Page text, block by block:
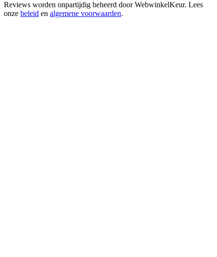
Reviews worden onpartijdig beheerd doorWebwinkelKeur. Lees
onze beleid en algemene voorwaarden.